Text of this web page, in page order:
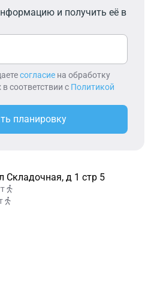
и получить её в
согласие на обработку
соответствии с Политикой
планировку
Складочная, д 1 стр 5